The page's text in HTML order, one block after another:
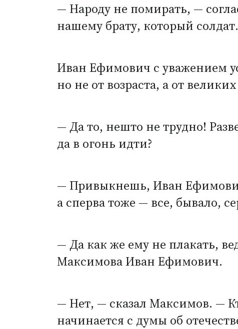
— Народу не помирать, —
нашему брату, который
Иван Ефимович с уважением
но не от возраста, а от
— Да то, нешто не трудно!
да в огонь идти?
— Привыкнешь, Иван
а сперва тоже — все, бывало,
— Да как же ему не плакать,
Максимова Иван Ефимович.
— Нет, — сказал Максимов. —
начинается с думы об